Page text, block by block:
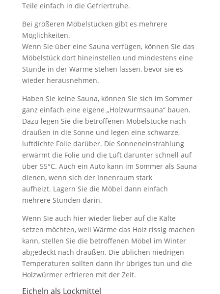
Teile einfach in die Gefriertruhe.
Bei größeren Möbelstücken gibt es mehrere
Möglichkeiten.
Wenn Sie über eine Sauna verfügen, können Sie das
Möbelstück dort hineinstellen und mindestens eine
Stunde in der Wärme stehen lassen, bevor sie es
wieder herausnehmen.
Haben Sie keine Sauna, können Sie sich im Sommer
ganz einfach eine eigene „Holzwurmsauna“ bauen.
Dazu legen Sie die betroffenen Möbelstücke nach
draußen in die Sonne und legen eine schwarze,
luftdichte Folie darüber. Die Sonneneinstrahlung
erwärmt die Folie und die Luft darunter schnell auf
über 55°C. Auch ein Auto kann im Sommer als Sauna
dienen, wenn sich der Innenraum stark
aufheizt. Lagern Sie die Möbel dann einfach
mehrere Stunden darin.
Wenn Sie auch hier wieder lieber auf die Kälte
setzen möchten, weil Wärme das Holz rissig machen
kann, stellen Sie die betroffenen Möbel im Winter
abgedeckt nach draußen. Die üblichen niedrigen
Temperaturen sollten dann ihr übriges tun und die
Holzwürmer erfrieren mit der Zeit.
Eicheln als Lockmittel